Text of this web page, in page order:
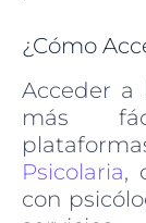
¿Cómo
Acceder a
más
Psicolaria,
con